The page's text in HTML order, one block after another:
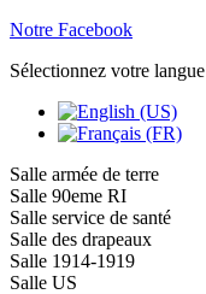
Notre Facebook
Sélectionnez votre langue
Salle armée de terre
Salle 90eme RI
Salle service de santé
Salle des drapeaux
Salle 1914-1919
Salle US